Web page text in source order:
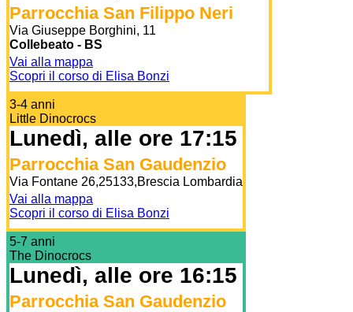
Parrocchia San Filippo Neri
Via Giuseppe Borghini, 11
Collebeato - BS
Vai alla mappa
Scopri il corso di Elisa Bonzi
3-4 anni
Little Dinocrocs
Lunedì, alle ore 17:15
Parrocchia San Gaudenzio
Via Fontane 26,25133,Brescia Lombardia
Vai alla mappa
Scopri il corso di Elisa Bonzi
5-7 anni
The Dinocrocs
Lunedì, alle ore 16:15
Parrocchia San Gaudenzio